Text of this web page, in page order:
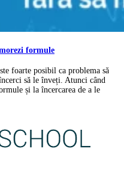
formule
foarte posibil ca problema să
să le înveți. Atunci când
și la încercarea de a le